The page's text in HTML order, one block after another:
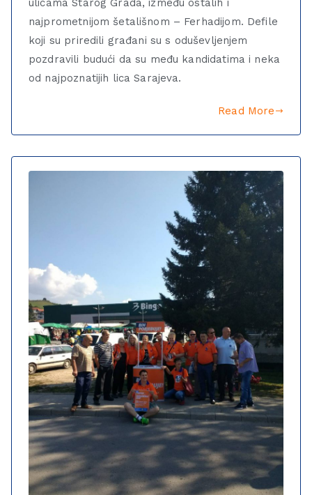
najprometnijom šetališnom – Ferhadijom. Defile
koji su priredili građani su s oduševljenjem
pozdravili budući da su među kandidatima i neka
od najpoznatijih lica Sarajeva.
Read More